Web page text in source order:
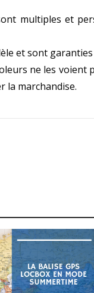
multiples et
et sont garanties
ne les
la marchandise.